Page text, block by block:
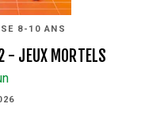
8-10 ANS
- JEUX MORTELS